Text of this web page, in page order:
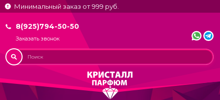
Минимальный заказ от 999 руб.
8(925)794-50-50
Заказать звонок